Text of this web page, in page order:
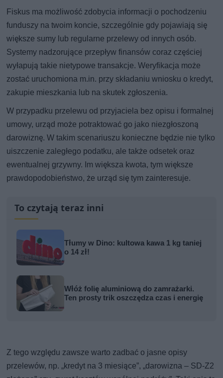
Fiskus ma możliwość zdobycia informacji o pochodzeniu
funduszy na twoim koncie, szczególnie gdy pojawiają się
większe sumy lub regularne przelewy od innych osób.
Systemy nadzorujące przepływ finansów coraz częściej
wyłapują takie nietypowe transakcje. Weryfikacja może
zostać uruchomiona m.in. przy składaniu wniosku o kredyt,
zakupie mieszkania lub na skutek zgłoszenia.
W przypadku przelewu od przyjaciela bez opisu i formalnej
umowy, urząd może potraktować go jako niezgłoszoną
darowiznę. W takim scenariuszu konieczne będzie nie tylko
uiszczenie zaległego podatku, ale także odsetek oraz
ewentualnej grzywny. Im większa kwota, tym większe
prawdopodobieństwo, że urząd się tym zainteresuje.
To czytają teraz inni
Tłumy w Dino: kultowa kawa 1 kg taniej
o 14 zł!
Włóż folię aluminiową do zamrażarki.
Ten prosty trik oszczędza czas i energię
Z tego względu zawsze warto zadbać o jasne opisy
przelewów, np. „kredyt na 3 miesiące”, „darowizna – SD-Z2